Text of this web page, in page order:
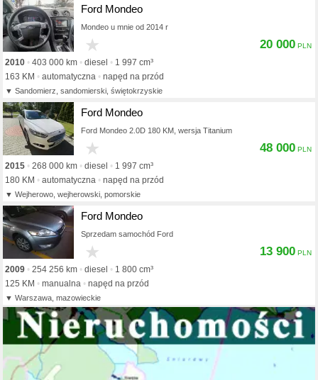
Ford Mondeo
Mondeo u mnie od 2014 r
2010 403 000 km diesel
1 997 cm³
163 KM
automatyczna napęd na przód
Sandomierz, sandomierski, świętokrzyskie
20 000
Ford Mondeo
Ford Mondeo 2.0D 180 KM, wersja Titanium
2015 268 000 km diesel
1 997 cm³
180 KM
automatyczna napęd na przód
Wejherowo, wejherowski, pomorskie
48 000
Ford Mondeo
Sprzedam samochód Ford
2009 254 256 km diesel
1 800 cm³
125 KM
manualna napęd na przód
Warszawa, mazowieckie
13 900